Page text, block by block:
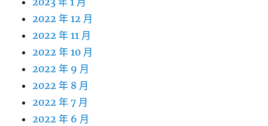
2022 年 12 月
2022 年 11 月
2022 年 10 月
2022 年 9 月
2022 年 8 月
2022 年 7 月
2022 年 6 月